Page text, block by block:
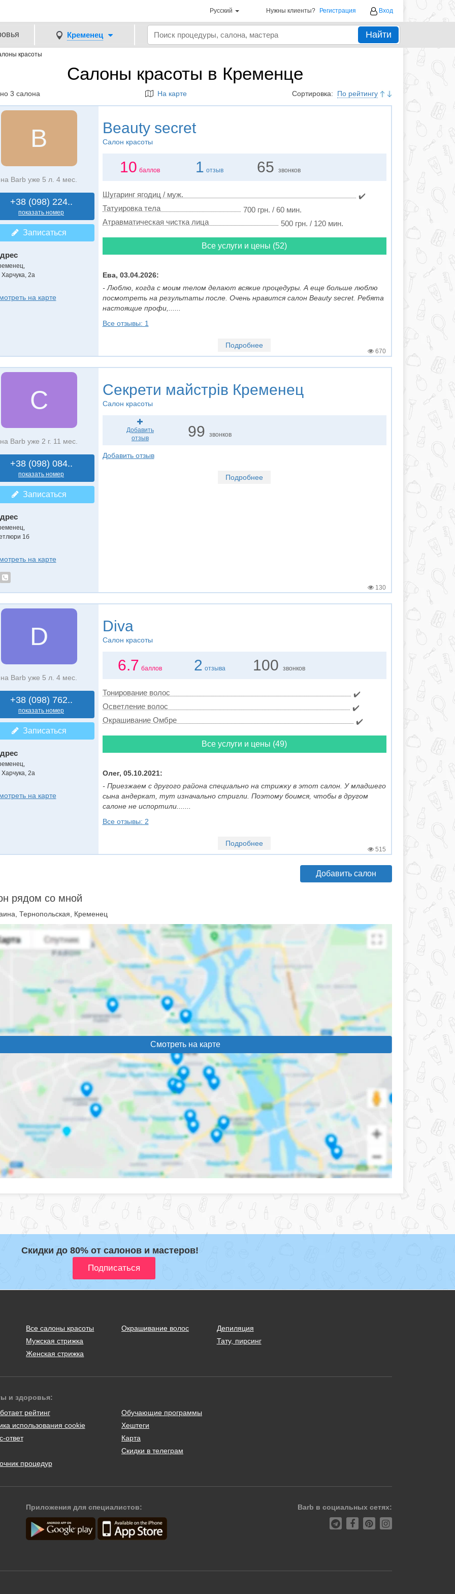
Русский Нужны клиенты? Регистрация Вход
Кременец Найти
красоты
Салоны красоты в Кременце
3 салона На карте Сортировка: По рейтингу
B
на Barb уже 5 л. 4 мес.
+38 (098) 224..
показать номер
Записаться
2а
на карте
Beauty secret
Салон красоты
10 баллов 1 отзыв 65звонков
Шугаринг ягодиц / муж.
✔️
Татуировка тела
700 грн. / 60 мин.
Атравматическая чистка лица
500 грн. / 120 мин.
Все услуги и цены (52)
Ева, 03.04.2026:
- Люблю, когда с моим телом делают всякие процедуры. А еще больше люблю
посмотреть на результаты после. Очень нравится салон Beauty secret. Ребята
настоящие профи,......
Все отзывы: 1
Подробнее
670
С
на Barb уже 2 г. 11 мес.
+38 (098) 084..
показать номер
Записаться
1б
на карте
Секрети майстрів Кременец
Салон красоты
Добавить
отзыв
99 звонков
Добавить отзыв
Подробнее
130
D
на Barb уже 5 л. 4 мес.
+38 (098) 762..
показать номер
Записаться
2а
на карте
Diva
Салон красоты
6.7 баллов 2 отзыва 100 звонков
Тонирование волос
✔️
Осветление волос
✔️
Окрашивание Омбре
✔️
Все услуги и цены (49)
Олег, 05.10.2021:
- Приезжаем с другого района специально на стрижку в этот салон. У младшего
сына андеркат, тут изначально стригли. Поэтому боимся, чтобы в другом
салоне не испортили.......
Все отзывы: 2
Подробнее
515
Добавить салон
рядом со мной
Тернопольская, Кременец
Смотреть на карте
Скидки до 80% от салонов и мастеров!
Все салоны красоты
Мужская стрижка
Женская стрижка
Окрашивание волос
Депиляция
Тату, пирсинг
и здоровья:
рейтинг
использования cookie
ответ
процедур
Обучающие программы
Хештеги
Карта
Скидки в телеграм
Приложения для специалистов: Barb в социальных сетях: